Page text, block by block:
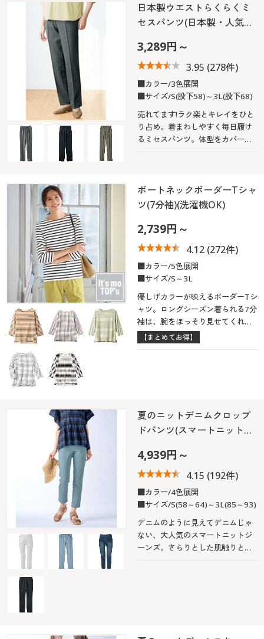
日本製ウエストらくらくミ
セスパンツ(日本製・人気…
3,289円～
3.95 (278件)
■カラー/3色展開
■サイズ/S(股下58)～3L(股下68)
売れてます!ラク楽とキレイをひと
り占め。着まわしやすく毎日履け
るミセスパンツ。体型をカバーし
ボートネックボーダーTシャ
ツ(7分袖)(洗濯機OK)
2,739円～
4.12(272件)
■カラー/5色展開
■サイズ/S～3L
優しげカラーが映えるボーダーTシ
ャツ。ロングシーズン着られる7分
袖は、腕をほっそり見せてくれる
着映え力の高いアイテムです。
【まとめてお得】
夏のニットデニムクロップ
ドパンツ(スマートニット…
4,939円～
4.15 (192件)
■カラー/4色展開
■サイズ/S(58～64)～3L(85～93)
デニムのように見えてデニムじゃ
ない、大人気のスマートニットジ
ーンズ。さらりとした肌触りと足